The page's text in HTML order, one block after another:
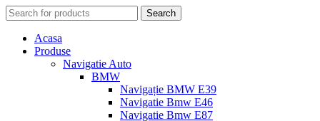
Search
Acasa
Produse
Navigatie Auto
BMW
Navigație BMW E39
Navigatie Bmw E46
Navigatie Bmw E87